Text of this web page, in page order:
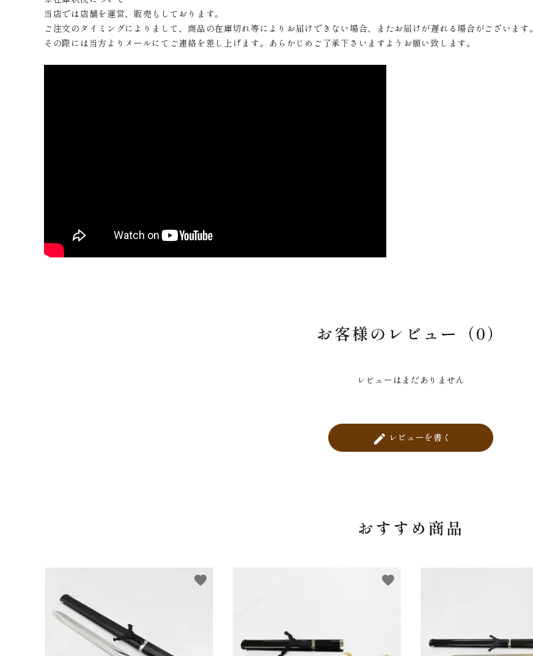
当店では店舗を運営、販売もしております。
ご注文のタイミングによりまして、商品の在庫切れ等によりお届けできない場合、またお届けが遅れる場合がございます。
その際には当方よりメールにてご連絡を差し上げます。あらかじめご了承下さいますようお願い致します。
お客様のレビュー（0）
レビューはまだありません
create レビューを書く
おすすめ商品
favorite favorite